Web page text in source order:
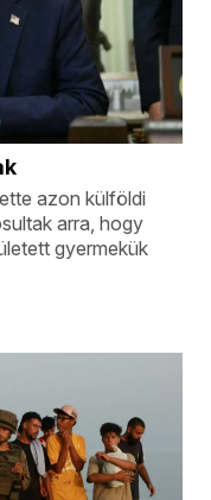
azon külföldi
arra, hogy
gyermekük